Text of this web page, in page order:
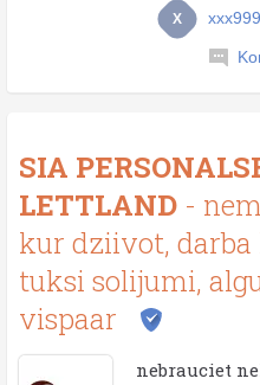
X xxx999
SIA
LETTLAND -
kur dziivot, darba
tuksi solijumi,
vispaar
nebrauciet